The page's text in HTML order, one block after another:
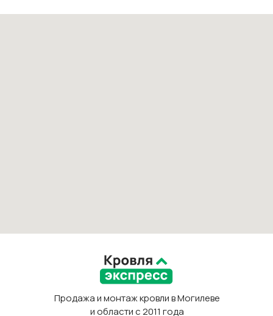
Продажа и монтаж кровли в Могилеве
и области с 2011 года